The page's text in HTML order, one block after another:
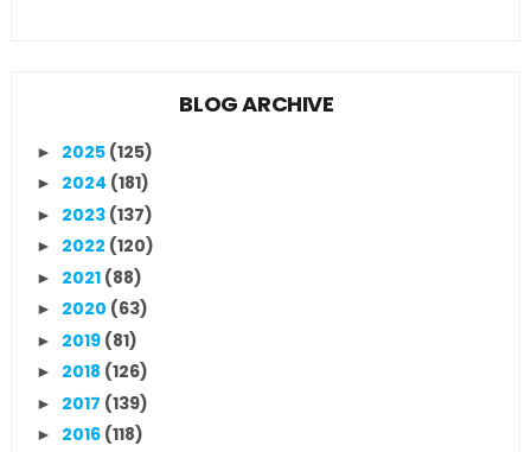
BLOG ARCHIVE
► 2025 (125)
► 2024 (181)
► 2023 (137)
► 2022 (120)
► 2021 (88)
► 2020 (63)
► 2019 (81)
► 2018 (126)
► 2017 (139)
► 2016 (118)